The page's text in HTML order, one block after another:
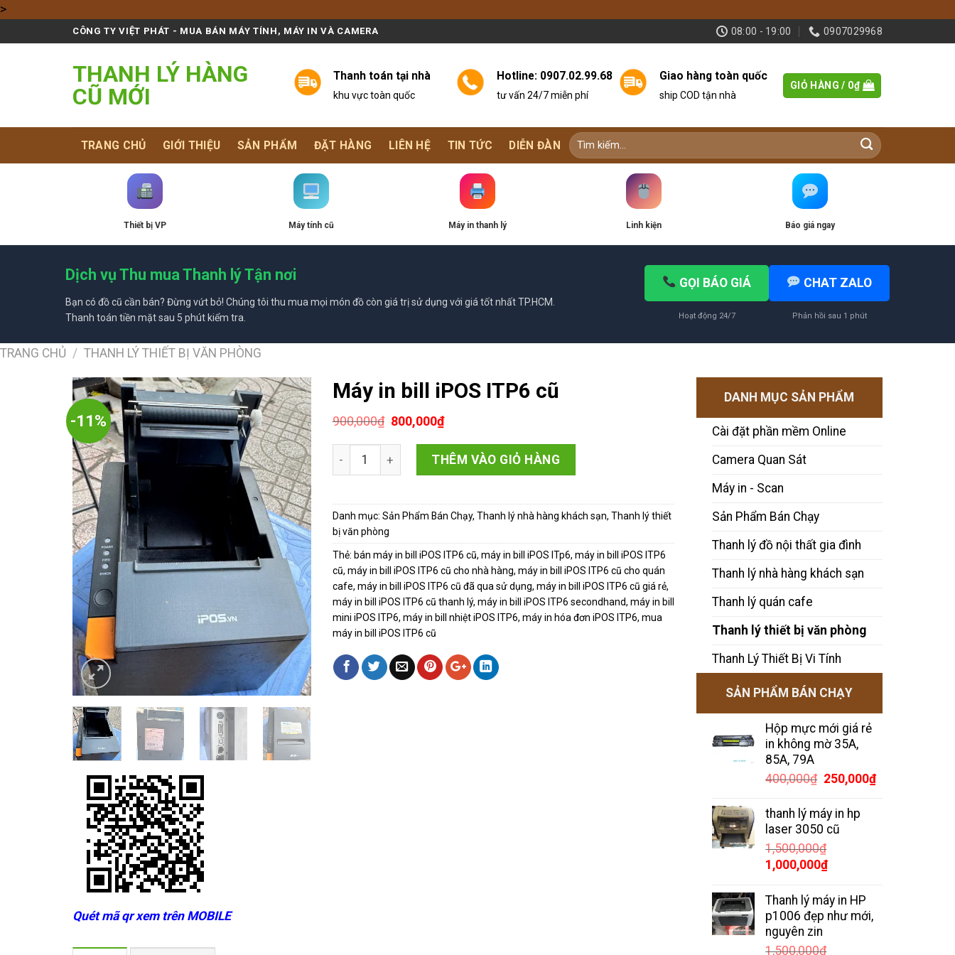
>Skip
content
CÔNG TY VIỆT PHÁT - MUA BÁN MÁY TÍNH, MÁY IN VÀ CAMERA 08:00 - 19:00 0907029968
THANH LÝ HÀNG
CŨ MỚI
Thanh toán tại nhà
khu vực toàn quốc
Hotline: 0907.02.99.68
tư vấn 24/7 miễn phí
Giao hàng toàn quốc
ship COD tận nhà
GIỎ HÀNG / 0₫
TRANG CHỦ GIỚI THIỆU SẢN PHẨM ĐẶT HÀNG LIÊN HỆ TIN TỨC DIỄN ĐÀN
Thiết bị VP Máy tính cũ Máy in thanh lý Linh kiện Báo giá ngay
Dịch vụ Thu mua Thanh lý Tận nơi
Bạn có đồ cũ cần bán? Đừng vứt bỏ! Chúng tôi thu mua mọi món đồ còn giá trị sử dụng với giá tốt nhất TP.HCM.
Thanh toán tiền mặt sau 5 phút kiểm tra.
GỌI BÁO GIÁ
Hoạt động 24/7
CHAT ZALO
Phản hồi sau 1 phút
TRANG CHỦ / THANH LÝ THIẾT BỊ VĂN PHÒNG
-11%
Quét mã qr xem trên MOBILE
Máy in bill iPOS ITP6 cũ
900,000₫ Giá
là:
900,000₫.
800,000₫Giá
hiện
tại
là:
Máy in bill iPOS ITP6 cũ số lượngTHÊM VÀO GIỎ HÀNG
Danh mục: Sản Phẩm Bán Chạy, Thanh lý nhà hàng khách sạn, Thanh lý thiết
bị văn phòng
Thẻ: bán máy in bill iPOS ITP6 cũ, máy in bill iPOS ITp6, máy in bill iPOS ITP6
cũ, máy in bill iPOS ITP6 cũ cho nhà hàng, máy in bill iPOS ITP6 cũ cho quán
cafe, máy in bill iPOS ITP6 cũ đã qua sử dụng, máy in bill iPOS ITP6 cũ giá rẻ,
máy in bill iPOS ITP6 cũ thanh lý, máy in bill iPOS ITP6 secondhand, máy in bill
mini iPOS ITP6, máy in bill nhiệt iPOS ITP6, máy in hóa đơn iPOS ITP6, mua
máy in bill iPOS ITP6 cũ
DANH MỤC SẢN PHẨM
Cài đặt phần mềm Online
Camera Quan Sát
Máy in - Scan
Sản Phẩm Bán Chạy
Thanh lý đồ nội thất gia đình
Thanh lý nhà hàng khách sạn
Thanh lý quán cafe
Thanh lý thiết bị văn phòng
Thanh Lý Thiết Bị Vi Tính
SẢN PHẨM BÁN CHẠY
Hộp mực mới giá rẻ
in không mờ 35A,
85A, 79A
400,000₫ Giá
là:
400,000₫.
250,000₫Giá
thanh lý máy in hp
laser 3050 cũ
1,500,000₫
Giá
là:
1,500,000₫.
1,000,000₫Giá
tại
là:
Thanh lý máy in HP
p1006 đẹp như mới,
nguyên zin
1,500,000₫